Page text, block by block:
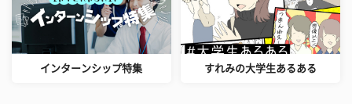
インターンシップ特集 すれみの大学生あるある